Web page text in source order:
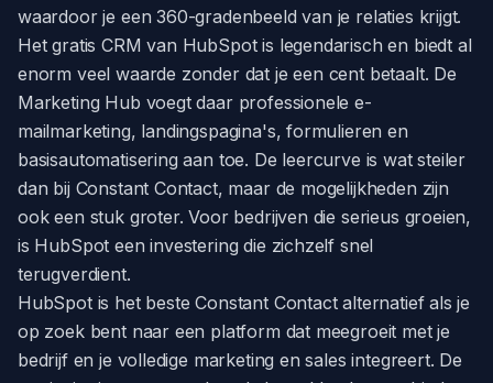
waardoor je een 360-gradenbeeld van je relaties krijgt.
Het gratis CRM van HubSpot is legendarisch en biedt al
enorm veel waarde zonder dat je een cent betaalt. De
Marketing Hub voegt daar professionele e-
mailmarketing, landingspagina's, formulieren en
basisautomatisering aan toe. De leercurve is wat steiler
dan bij Constant Contact, maar de mogelijkheden zijn
ook een stuk groter. Voor bedrijven die serieus groeien,
is HubSpot een investering die zichzelf snel
terugverdient.
HubSpot is het beste Constant Contact alternatief als je
op zoek bent naar een platform dat meegroeit met je
bedrijf en je volledige marketing en sales integreert. De